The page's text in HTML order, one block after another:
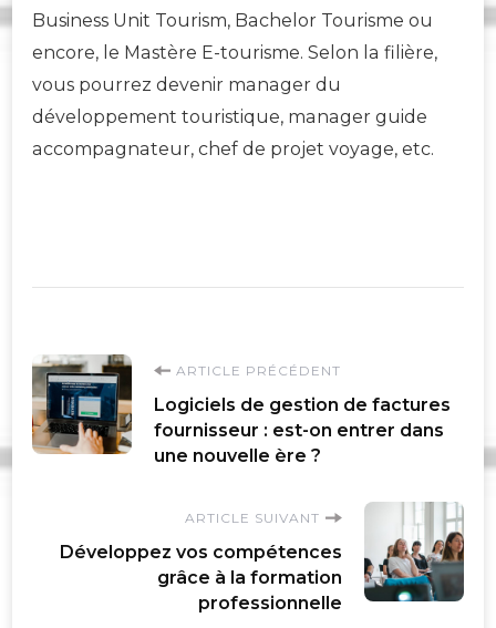
Business Unit Tourism, Bachelor Tourisme ou
encore, le Mastère E-tourisme. Selon la filière,
vous pourrez devenir manager du
développement touristique, manager guide
accompagnateur, chef de projet voyage, etc.
Navigation
d'article
ARTICLE PRÉCÉDENT
Logiciels de gestion de factures
fournisseur : est-on entrer dans
une nouvelle ère ?
ARTICLE SUIVANT
Développez vos compétences
grâce à la formation
professionnelle